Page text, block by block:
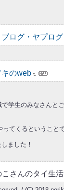
ログ・ヤプログ
のweb
学生のみなさんと
ってくるということ
ました！
こさんのタイ生活